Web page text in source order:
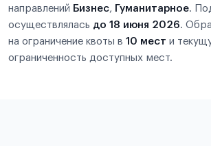
направлений Бизнес, Гуманитарное.
осуществлялась до 18 июня 2026.
на ограничение квоты в 10 мест и
ограниченность доступных мест.